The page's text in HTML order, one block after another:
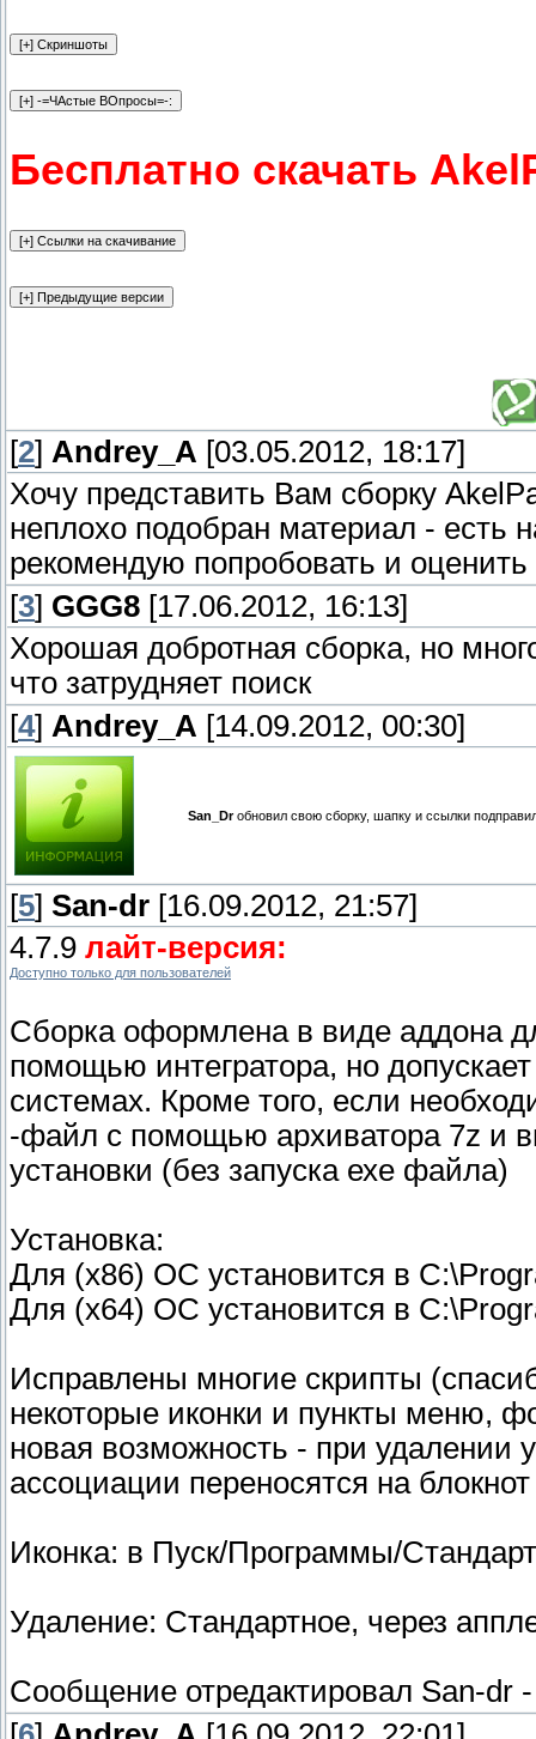
Бесплатно скачать
[2] Andrey_A [03.05.2012, 18:17]
Хочу представить Вам сборку
неплохо подобран материал - есть
рекомендую попробовать и оценить
[3] GGG8 [17.06.2012, 16:13]
Хорошая добротная сборка, но
что затрудняет поиск
[4] Andrey_A [14.09.2012, 00:30]
San_Drобновил свою сборку, шапку и ссылки
[5] San-dr [16.09.2012, 21:57]
4.7.9 лайт-версия:
Доступно только для пользователей
Сборка оформлена в виде аддона
помощью интегратора, но
системах. Кроме того, если
-файл с помощью архиватора 7z и
установки (без запуска ехе файла)
Установка:
Для (х86) ОС установится в
Для (х64) ОС установится в
Исправлены многие скрипты
некоторые иконки и пункты меню,
новая возможность - при удалении
ассоциации переносятся на
Иконка: в Пуск/Программы/
Удаление: Стандартное, через
Сообщение отредактировал San-dr